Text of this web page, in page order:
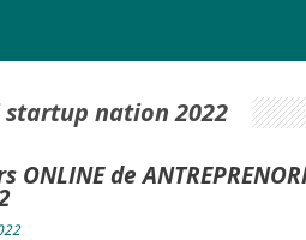
nation 2022
ONLINE de